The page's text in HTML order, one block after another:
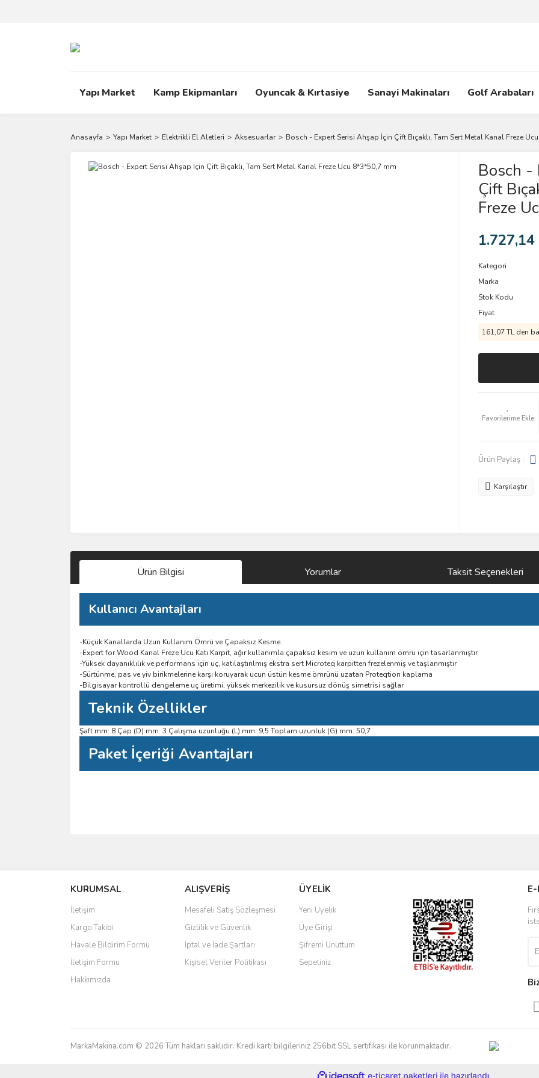
Yapı Market Kamp Ekipmanları Oyuncak & Kırtasiye Sanayi Makinaları Golf Arabaları
Anasayfa Yapı Market Elektrikli El Aletleri Aksesuarlar Bosch - Expert Serisi Ahşap İçin Çift Bıçaklı, Tam Sert Metal Kanal Freze
Bosch -
Çift
Freze
Kategori
Marka
Stok Kodu
Fiyat
161,07 TL den
Ürün Paylaş :
Karşılaştır
Ürün Bilgisi Yorumlar Taksit Seçenekleri
Kullanıcı Avantajları
-Küçük Kanallarda Uzun Kullanım Ömrü ve Çapaksız Kesme
-Expert for Wood Kanal Freze Ucu Katı Karpit, ağır kullanımla çapaksız kesim ve uzun kullanım ömrü için tasarlanmıştır
-Yüksek dayanıklılık ve performans için uç, katılaştırılmış ekstra sert Microteq karpitten frezelenmiş ve taşlanmıştır
-Sürtünme, pas ve yiv birikmelerine karşı koruyarak ucun üstün kesme ömrünü uzatan Proteqtion kaplama
-Bilgisayar kontrollü dengeleme uç üretimi, yüksek merkezilik ve kusursuz dönüş simetrisi sağlar
Teknik Özellikler
Şaft mm: 8 Çap (D) mm: 3 Çalışma uzunluğu (L) mm: 9,5 Toplam uzunluk (G) mm: 50,7
Paket İçeriği Avantajları
Ürün resmi kalitesiz, bozuk veya görüntülenemiyor.
Ürün bilgilerinde hatalar bulunuyor.
Ürün fiyatı diğer sitelerden daha pahalı.
Bu ürüne benzer farklı alternatifler olmalı.
KURUMSAL
İletişim
Kargo Takibi
Havale Bildirim Formu
İletişim Formu
Hakkımızda
ALIŞVERİŞ
Mesafeli Satış Sözleşmesi
Gizlilik ve Güvenlik
İptal ve İade Şartları
Kişisel Veriler Politikası
ÜYELİK
Yeni Üyelik
Üye Girişi
Şifremi Unuttum
Sepetiniz
MarkaMakina.com © 2026 Tüm hakları saklıdır. Kredi kartı bilgileriniz 256bit SSL sertifikası ile korunmaktadır.
ideasoft e-